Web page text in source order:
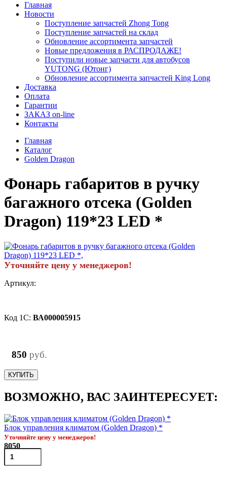
Главная
Новости
Поступление запчастей Zhong Tong
Поступление запчастей на склад
Обновление ассортимента запчастей
Новые предложения в РАСПРОДАЖЕ!
Поступили новые запчасти для автобусов
YUTONG (Ютонг)
Обновление ассортимента запчастей King Long
Доставка
Оплата
Гарантии
ЗАКАЗ on-line
Контакты
Главная
Каталог
Golden Dragon
Фонарь габаритов в ручку
багажного отсека (Golden
Dragon) 119*23 LED *
Уточняйте цену у менеджеров!
Артикул:
Код 1С: ВА000005915
850 руб.
КУПИТЬ
ВОЗМОЖНО, ВАС ЗАИНТЕРЕСУЕТ:
Блок управления климатом (Golden Dragon) *
Уточняйте цену у менеджеров!
8050